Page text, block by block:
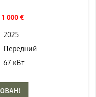
1 000 €
2025
Передний
67 кВт